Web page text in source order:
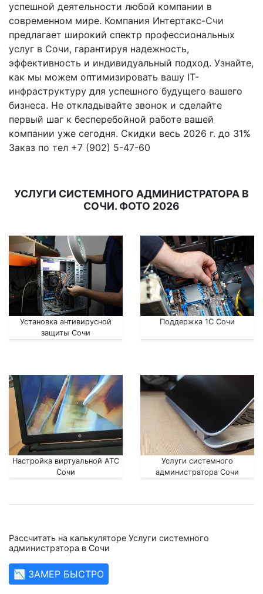
успешной деятельности любой компании в
современном мире. Компания Интертакс-Счи
предлагает широкий спектр профессиональных
услуг в Сочи, гарантируя надежность,
эффективность и индивидуальный подход. Узнайте,
как мы можем оптимизировать вашу IT-
инфраструктуру для успешного будущего вашего
бизнеса. Не откладывайте звонок и сделайте
первый шаг к бесперебойной работе вашей
компании уже сегодня. Скидки весь 2026 г. до 31%
Заказ по тел +7 (902) 5-47-60
УСЛУГИ СИСТЕМНОГО АДМИНИСТРАТОРА В
СОЧИ. ФОТО 2026
Установка антивирусной
защиты Сочи
Поддержка 1С Сочи
Настройка виртуальной АТС
Сочи
Услуги системного
администратора Сочи
Рассчитать на калькуляторе Услуги системного
администратора в Сочи
📉 ЗАМЕР БЫСТРО